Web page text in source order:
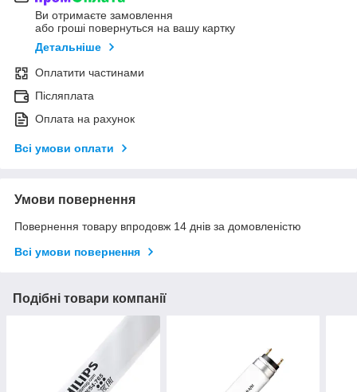
Ви отримаєте замовлення
або гроші повернуться на вашу картку
Детальніше
Оплатити частинами
Післяплата
Оплата на рахунок
Всі умови оплати
Умови повернення
Повернення товару впродовж 14 днів за домовленістю
Всі умови повернення
Подібні товари компанії